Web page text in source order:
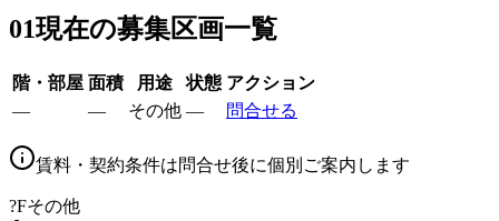
01現在の募集区画一覧
階・部屋 面積 用途 状態 アクション
—
— その他 — 問合せる
賃料・契約条件は問合せ後に個別ご案内します
?Fその他